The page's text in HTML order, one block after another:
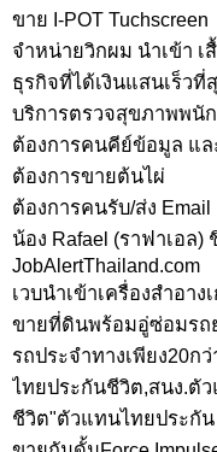
ขาย I-POT Tuchscreen
จำหน่ายวิกผม นำเข้า
ธุรกิจที่ได้เงินแสนเร็วที่
บริการตรวจสุขภาพพนั
ต้องการคนคีย์ข้อมูล แล
ต้องการขายต้นไผ่
ต้องการคนรับ/ส่ง
น้อง Rafael (ราฟาเอล
JobAlertThailand.com
เวบนำเข้าเครื่องสำอา
ขายที่ดินพร้อมอู่ซ่อมรถ
รถประจำทางเพียง20กว่
ไทยประกันชีวิต,สนง.
ชีวิต"ตัวแทนไทยประกั